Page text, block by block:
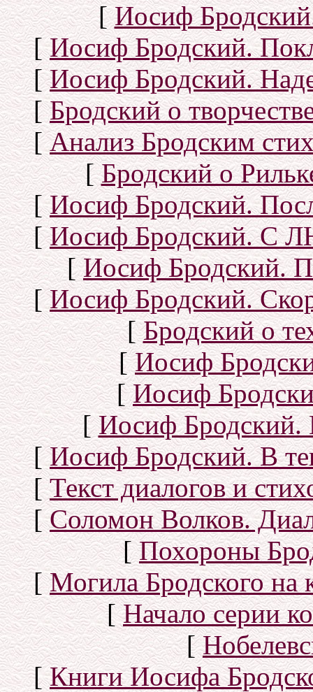
[Иосиф
[Иосиф Бродский.
[Иосиф Бродский.
[Бродский о
[Анализ Бродским
[Бродский о
[Иосиф Бродский.
[Иосиф Бродский. С
[Иосиф Бродский.
[Иосиф Бродский.
[Бродский о
[Иосиф
[Иосиф
[Иосиф Бродский.
[Иосиф Бродский. В
[Текст диалогов и
[Соломон Волков.
[Похороны
[Могила Бродского
[Начало серии
[
[Книги Иосифа